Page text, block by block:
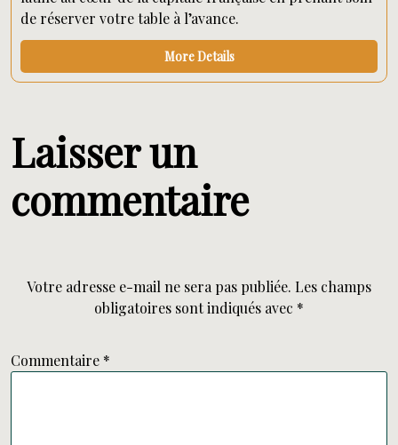
de réserver votre table à l’avance.
More Details
Laisser un
commentaire
Votre adresse e-mail ne sera pas publiée. Les champs
obligatoires sont indiqués avec *
Commentaire *